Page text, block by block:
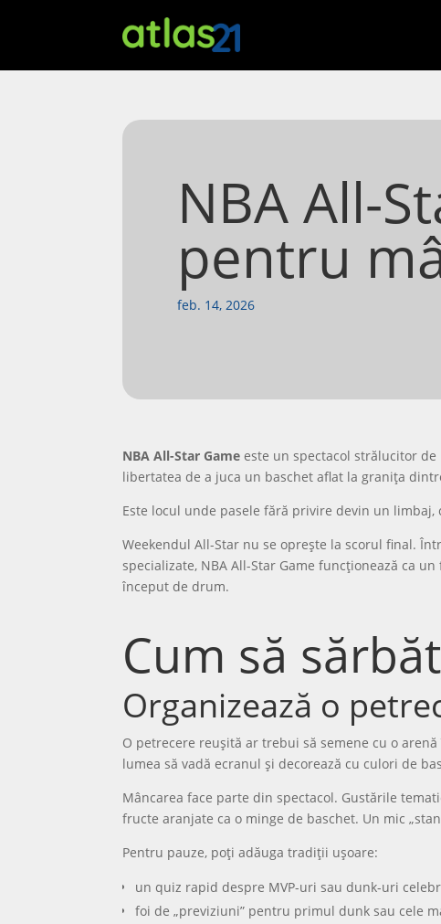
NBA All-
pentru
feb. 14, 2026
NBA All-Star Game este un spectacol strălucitor
libertatea de a juca un baschet aflat la granița
Este locul unde pasele fără privire devin un
Weekendul All-Star nu se oprește la scorul final.
specializate, NBA All-Star Game funcționează ca
început de drum.
Cum să
Organizează o
O petrecere reușită ar trebui să semene cu o
lumea să vadă ecranul și decorează cu culori de
Mâncarea face parte din spectacol. Gustările
fructe aranjate ca o minge de baschet. Un mic
Pentru pauze, poți adăuga tradiții ușoare:
un quiz rapid despre MVP-uri sau dunk-uri
foi de „previziuni” pentru primul dunk sau cele